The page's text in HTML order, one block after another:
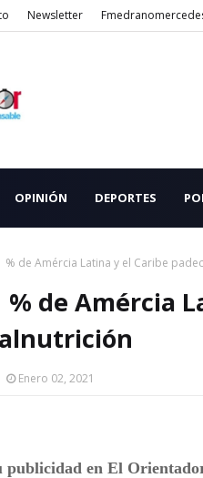
Newsletter
OPINIÓN DEPORTES
% de Amércia Latina y el Caribe
% de Amércia
Enero 02, 2021
publicidad en El